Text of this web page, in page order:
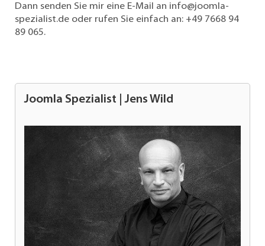
Dann senden Sie mir eine E-Mail an info@joomla-
spezialist.de oder rufen Sie einfach an: +49 7668 94
89 065.
Joomla Spezialist | Jens Wild